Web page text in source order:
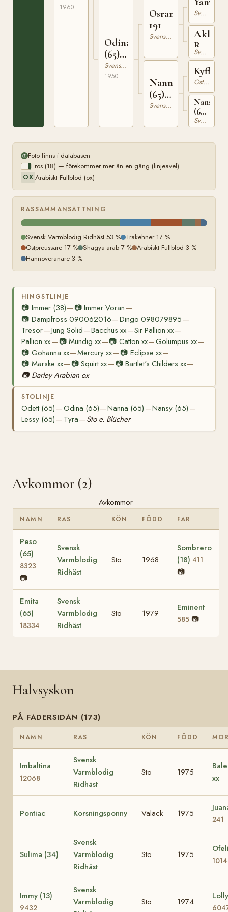
1960
Odina
(65)
5620Svensk Varmblodig Ridhäst
1950
Osram
191
Svensk Varmblodig Ridhäst
Nanna
(65)
2834Svensk Varmblodig Ridhäst
Svensk Varmblodig Ridhäst
Akleja
RÄc
1845
Svensk Varmblodig Ridhäst
Ostpreussare
Nansy
(65)
RÄSK
Svensk Varmblodig Ridhäst
Foto finns i databasen
Eros (18) — förekommer mer än en gång (linjeavel)
OX Arabiskt Fullblod (ox)
RASSAMMANSÄTTNING
Svensk Varmblodig Ridhäst 53 % Trakehner 17 %
Ostpreussare 17 % Shagya-arab 7 % Arabiskt Fullblod 3 %
Hannoveranare 3 %
HINGSTLINJE
📷 Immer (38)— 📷Immer Voran —
📷 Dampfross 090062016—Dingo 098079895 —
Tresor—Jung Solid—Bacchus xx—Sir Pallion xx—
Pallion xx— 📷Mündig xx—📷 Catton xx—Golumpus xx—
📷 Gohanna xx—Mercury xx—📷 Eclipse xx—
📷 Marske xx— 📷Squirt xx— 📷 Bartlet's Childers xx—
📷 Darley Arabian ox
STOLINJE
Odett (65) —Odina (65)—Nanna (65) —Nansy (65) —
Lessy (65) — Tyra— Sto e. Blücher
Avkommor (2)
Avkommor
NAMN RAS KÖN FÖDD FAR
Peso
(65)
8323
📷
Svensk
Varmblodig
Ridhäst
Sto 1968
Sombrero
(18) 411
📷
Emita
(65)
18334
Svensk
Varmblodig
Ridhäst
Sto 1979
Eminent
585 📷
Halvsyskon
PÅ FADERSIDAN (173)
NAMN RAS KÖN FÖDD
Imbaltina
12068
Svensk
Varmblodig
Ridhäst
Sto 1975
xx
Pontiac Korsningsponny Valack 1975
241
Sulima (34)
Svensk
Varmblodig
Ridhäst
Sto 1975
Immy (13)
9432
Svensk
Varmblodig
Sto 1974